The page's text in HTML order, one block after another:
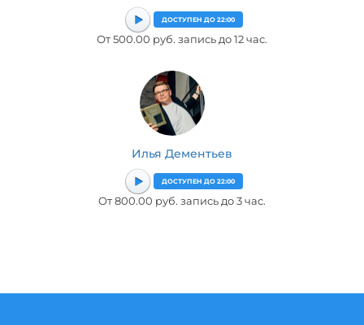
ДОСТУПЕН ДО 22:00
От 500.00 руб. запись до 12 час.
Илья Дементьев
ДОСТУПЕН ДО 22:00
От 800.00 руб. запись до 3 час.